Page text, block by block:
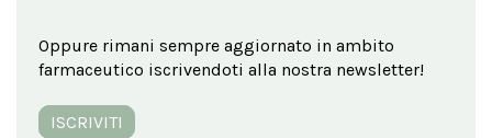
Oppure rimani sempre aggiornato in ambito
farmaceutico iscrivendoti alla nostra newsletter!
ISCRIVITI